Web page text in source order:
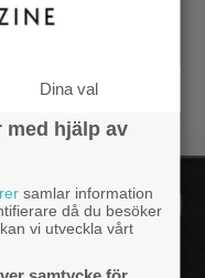
Dina val
med hjälp av
samlar information
då du besöker
vi utveckla vårt